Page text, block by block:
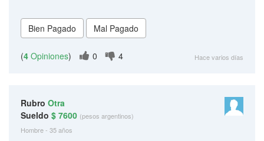
(4 Opiniones) 0 4 Hace varios días
Rubro Otra
Sueldo $ 7600 (pesos argentinos)
Hombre - 35 años